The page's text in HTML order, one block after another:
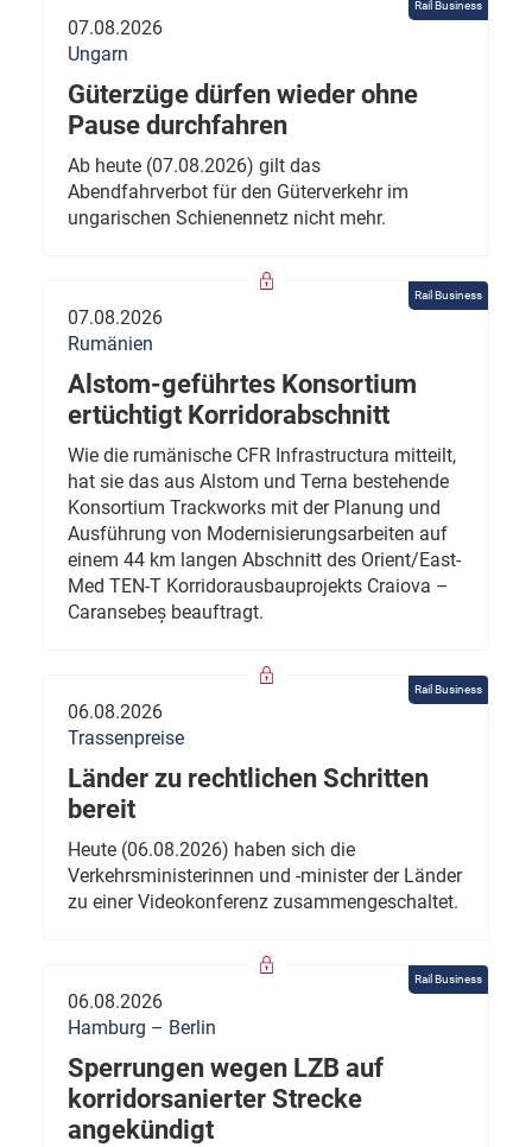
Rail Business
07.08.2026
Ungarn
Güterzüge dürfen wieder ohne
Pause durchfahren
Ab heute (07.08.2026) gilt das
Abendfahrverbot für den Güterverkehr im
ungarischen Schienennetz nicht mehr.
Rail Business
07.08.2026
Rumänien
Alstom-geführtes Konsortium
ertüchtigt Korridorabschnitt
Wie die rumänische CFR Infrastructura mitteilt,
hat sie das aus Alstom und Terna bestehende
Konsortium Trackworks mit der Planung und
Ausführung von Modernisierungsarbeiten auf
einem 44 km langen Abschnitt des Orient/East-
Med TEN-T Korridorausbauprojekts Craiova –
Caransebeș beauftragt.
Rail Business
06.08.2026
Trassenpreise
Länder zu rechtlichen Schritten
bereit
Heute (06.08.2026) haben sich die
Verkehrsministerinnen und -minister der Länder
zu einer Videokonferenz zusammengeschaltet.
Rail Business
06.08.2026
Hamburg – Berlin
Sperrungen wegen LZB auf
korridorsanierter Strecke
angekündigt